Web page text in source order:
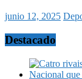
junio 12, 2025
Destacado